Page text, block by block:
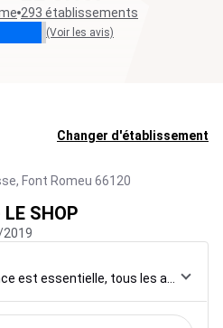
293 établissements
(Voir les avis)
Changer d'établissement
Font Romeu 66120
SHOP
2019